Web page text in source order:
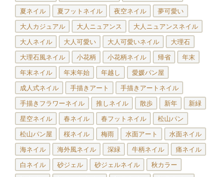
夏ネイル 夏フットネイル 夜空ネイル 夢可愛い
大人カジュアル 大人ニュアンス 大人ニュアンスネイル
大人ネイル 大人可愛い 大人可愛いネイル 大理石
大理石風ネイル 小花柄 小花柄ネイル 帰省 年末
年末ネイル 年末年始 年越し 愛媛パン屋
成人式ネイル 手描きアート 手描きアートネイル
手描きフラワーネイル 推しネイル 散歩 新年 新緑
星空ネイル 春ネイル 春フットネイル 松山パン
松山パン屋 桜ネイル 梅雨 水面アート 水面ネイル
海ネイル 海外風ネイル 深緑 牛柄ネイル 痛ネイル
白ネイル 砂ジェル 砂ジェルネイル 秋カラー